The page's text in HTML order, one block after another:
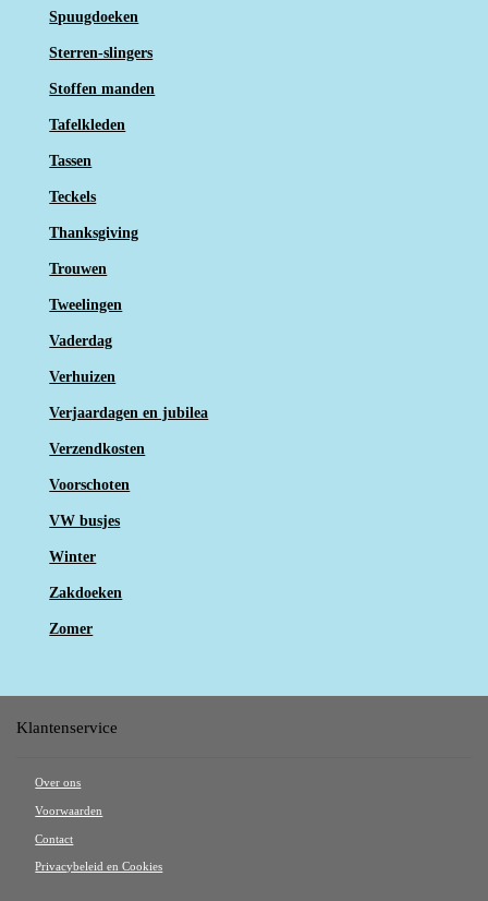
Spuugdoeken
Sterren-slingers
Stoffen manden
Tafelkleden
Tassen
Teckels
Thanksgiving
Trouwen
Tweelingen
Vaderdag
Verhuizen
Verjaardagen en jubilea
Verzendkosten
Voorschoten
VW busjes
Winter
Zakdoeken
Zomer
Klantenservice
Over ons
Voorwaarden
Contact
Privacybeleid en Cookies